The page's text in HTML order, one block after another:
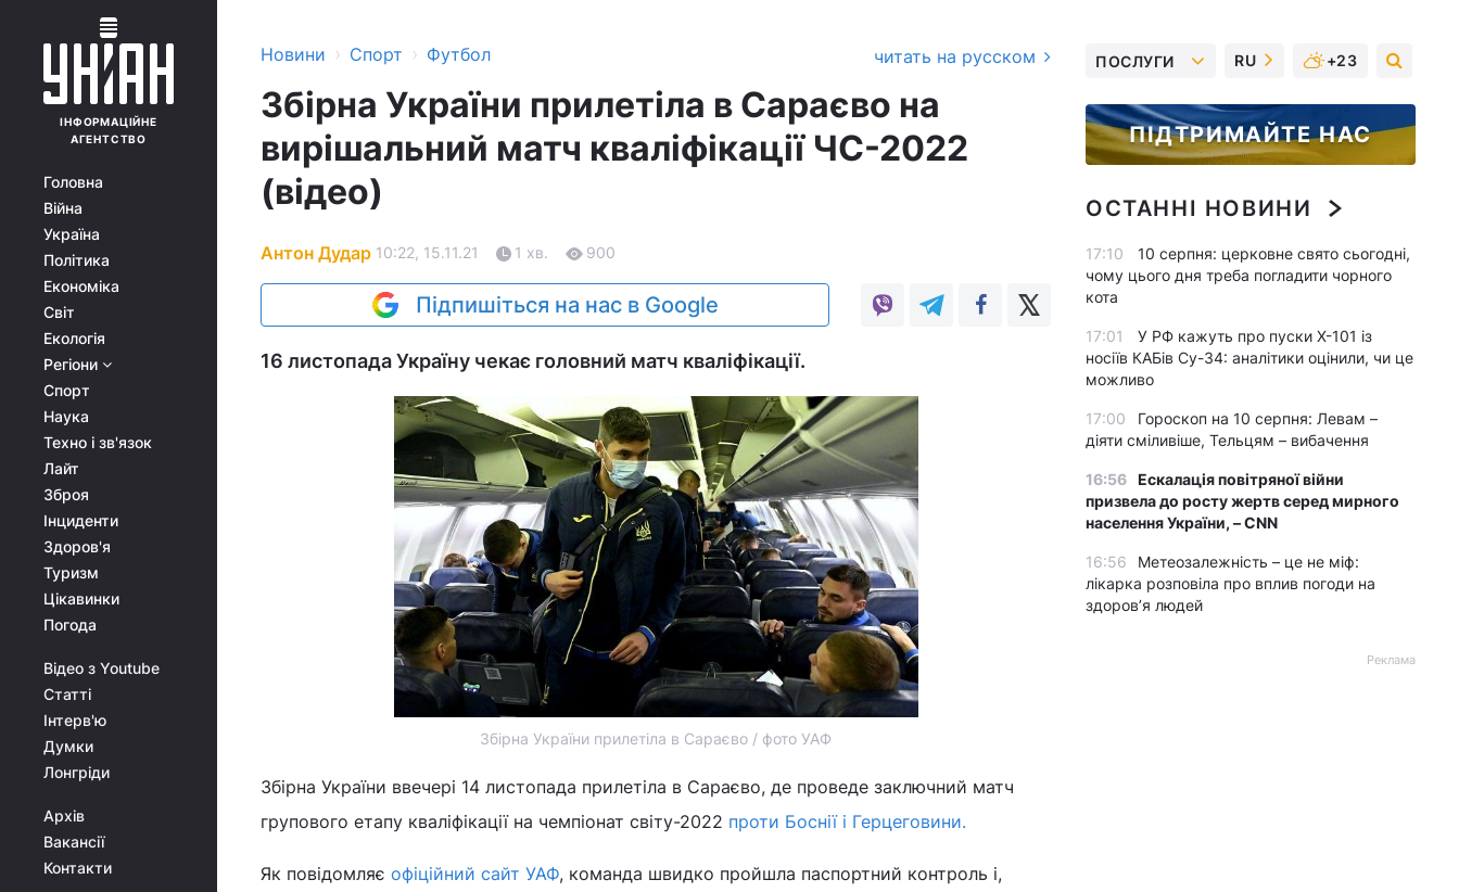
ІНФОРМАЦІЙНЕ
АГЕНТСТВО
Головна
Війна
Україна
Політика
Економіка
Світ
Екологія
Регіони
Спорт
Наука
Техно і зв'язок
Лайт
Зброя
Інциденти
Здоров'я
Туризм
Цікавинки
Погода
Відео з Youtube
Статті
Інтерв'ю
Думки
Лонгріди
Архів
Вакансії
Контакти
Новини › Спорт › Футбол читать на русском
Збірна України прилетіла в Сараєво на
вирішальний матч кваліфікації ЧС-2022
(відео)
Антон Дудар 10:22, 15.11.21 1 хв. 900
Підпишіться на нас в Google
16 листопада Україну чекає головний матч кваліфікації.
Збірна України прилетіла в Сараєво / фото УАФ
Збірна України ввечері 14 листопада прилетіла в Сараєво, де проведе заключний матч
групового етапу кваліфікації на чемпіонат світу-2022 проти Боснії і Герцеговини.
Як повідомляє офіційний сайт УАФ, команда швидко пройшла паспортний контроль і,
ПОСЛУГИ RU +23
ПІДТРИМАЙТЕ НАС
ОСТАННІ НОВИНИ
17:10
10 серпня: церковне свято сьогодні,
чому цього дня треба погладити чорного
кота
17:01
У РФ кажуть про пуски Х-101 із
носіїв КАБів Су-34: аналітики оцінили, чи це
можливо
17:00
Гороскоп на 10 серпня: Левам –
діяти сміливіше, Тельцям – вибачення
16:56 Ескалація повітряної війни
призвела до росту жертв серед мирного
населення України, – CNN
16:56
Метеозалежність – це не міф:
лікарка розповіла про вплив погоди на
здоров’я людей
Реклама